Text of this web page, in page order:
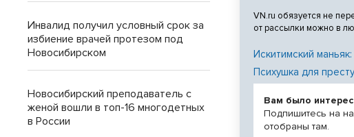
VN.ru обязуется не
от рассылки можно в
Искитимский
Психушка для
Вам было
Подпишитесь на
отобраны там.
Инвалид получил условный срок за
избиение врачей протезом под
Новосибирском
Новосибирский преподаватель с
женой вошли в топ-16 многодетных
в России